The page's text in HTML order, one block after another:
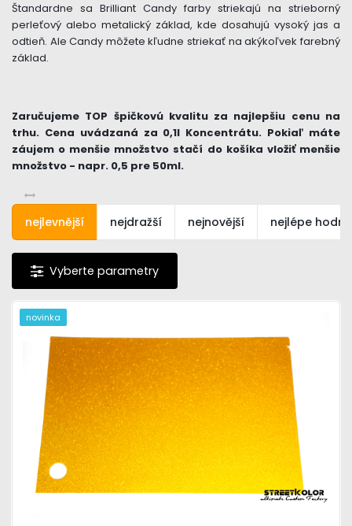
Štandardne sa Brilliant Candy farby striekajú na strieborný
perleťový alebo metalický základ, kde dosahujú vysoký jas a
odtieň. Ale Candy môžete kľudne striekať na akýkoľvek farebný
základ.
Zaručujeme TOP špičkovú kvalitu za najlepšiu cenu na
trhu. Cena uvádzaná za 0,1l Koncentrátu. Pokiaľ máte
záujem o menšie množstvo stačí do košíka vložiť menšie
množstvo - napr. 0,5 pre 50ml.
nejlevnější nejdražší nejnovější nejlépe
novinka